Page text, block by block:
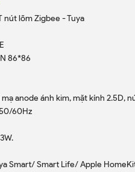
nút lõm Zigbee - Tuya
86*86
anode ánh kim, mặt kính 2.5D,
60Hz
Smart/ Smart Life/ Apple